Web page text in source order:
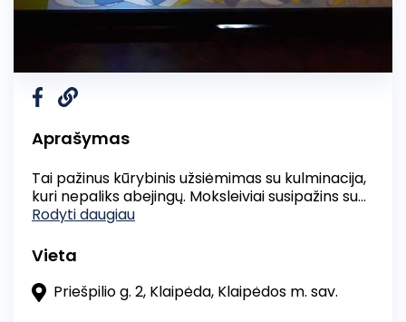
Aprašymas
Tai pažinus kūrybinis užsiėmimas su kulminacija,
kuri nepaliks abejingų. Moksleiviai susipažins su
Klaipėdos pilies legendomis, pasiskirstę
tapę šešėlių teatro aktoriais, stebės ir savo
Neįtikėtinos istorijos, spalvingi lėlių teatro
personažai, paslaptingumas slypintis kitapus
Rodyti daugiau
Vieta
Priešpilio g. 2, Klaipėda, Klaipėdos m. sav.